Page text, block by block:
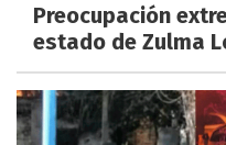
Preocupación
estado de Zulma